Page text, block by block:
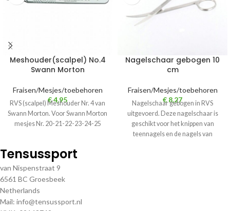
Meshouder(scalpel) No.4
Swann Morton
Fraisen/Mesjes/toebehoren
€4,95
RVS (scalpel) Meshouder Nr. 4 van
Swann Morton. Voor Swann Morton
mesjes Nr. 20-21-22-23-24-25
Nagelschaar gebogen 10
cm
Fraisen/Mesjes/toebehoren
€ 8,27
Nagelschaar gebogen in RVS
uitgevoerd. Deze nagelschaar is
geschikt voor het knippen van
teennagels en de nagels van
Tensussport
van Nispenstraat 9
6561 BC Groesbeek
Netherlands
Mail: info@tensussport.nl